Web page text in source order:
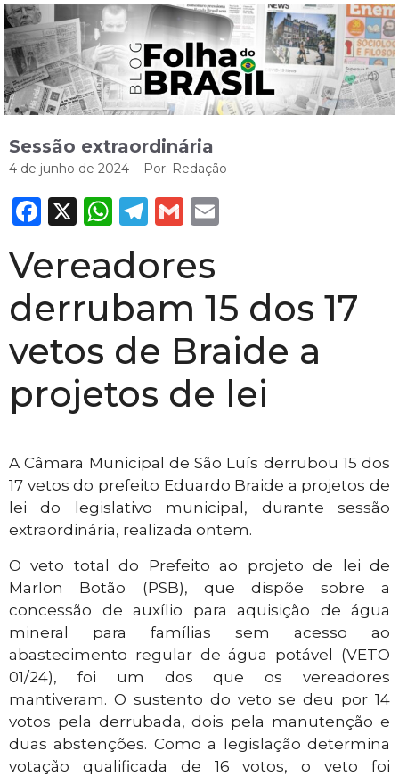
Sessão extraordinária
4 de junho de 2024 Por: Redação
Facebook
X WhatsApp
Telegram
Gmail
Vereadores
derrubam 15 dos 17
vetos de Braide a
projetos de lei
A Câmara Municipal de São Luís derrubou 15 dos
17 vetos do prefeito Eduardo Braide a projetos de
lei do legislativo municipal, durante sessão
extraordinária, realizada ontem.
O veto total do Prefeito ao projeto de lei de
Marlon Botão (PSB), que dispõe sobre a
concessão de auxílio para aquisição de água
mineral para famílias sem acesso ao
abastecimento regular de água potável (VETO
01/24), foi um dos que os vereadores
mantiveram. O sustento do veto se deu por 14
votos pela derrubada, dois pela manutenção e
duas abstenções. Como a legislação determina
votação qualificada de 16 votos, o veto foi